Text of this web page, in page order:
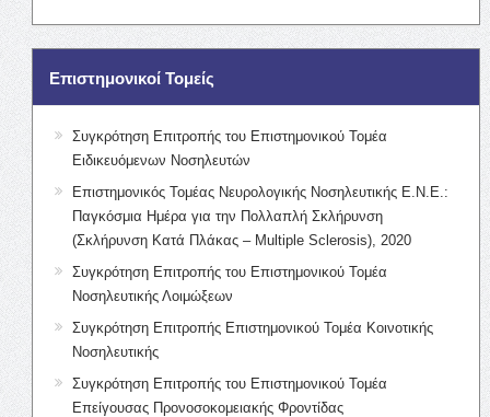
Επιστημονικοί Τομείς
Συγκρότηση Επιτροπής του Επιστημονικού Τομέα
Ειδικευόμενων Νοσηλευτών
Επιστημονικός Τομέας Νευρολογικής Νοσηλευτικής Ε.Ν.Ε.:
Παγκόσμια Ημέρα για την Πολλαπλή Σκλήρυνση
(Σκλήρυνση Κατά Πλάκας – Multiple Sclerosis), 2020
Συγκρότηση Επιτροπής του Επιστημονικού Τομέα
Νοσηλευτικής Λοιμώξεων
Συγκρότηση Επιτροπής Επιστημονικού Τομέα Κοινοτικής
Νοσηλευτικής
Συγκρότηση Επιτροπής του Επιστημονικού Τομέα
Επείγουσας Προνοσοκομειακής Φροντίδας